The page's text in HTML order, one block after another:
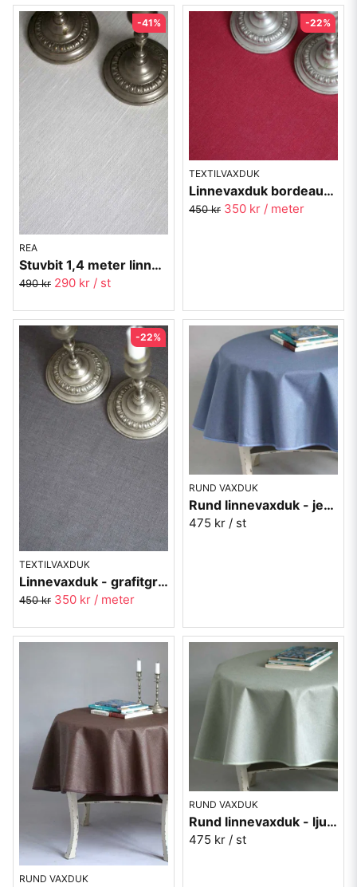
REA
Stuvbit 1,4 meter linnevaxduk vit
490 kr 290 kr / st
-41%
TEXTILVAXDUK
Linnevaxduk bordeaux vinröd - metervara
450 kr 350 kr / meter
-22%
TEXTILVAXDUK
Linnevaxduk - grafitgrå - metervara
450 kr 350 kr / meter
-22%
RUND VAXDUK
Rund linnevaxduk - jeansblå
475 kr / st
RUND VAXDUK
RUND VAXDUK
Rund linnevaxduk - ljus grågrön
475 kr / st